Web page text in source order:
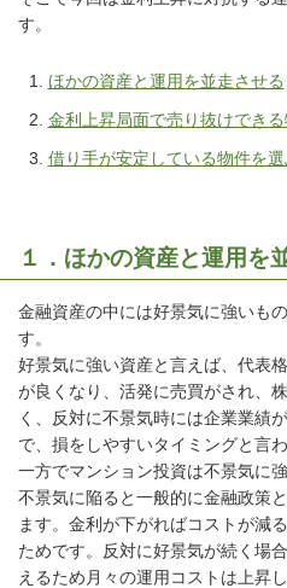
す。
ほかの資産と運用を並走させる
金利上昇局面で売り抜けでき
借り手が安定している物件を選
１．ほかの資産と運用を
金融資産の中には好景気に強いも
す。
好景気に強い資産と言えば、代表
が良くなり、活発に売買がされ、
く、反対に不景気時には企業業績
で、損をしやすいタイミングと言わ
一方でマンション投資は不景気に
不景気に陥ると一般的に金融政策
ます。金利が下がればコストが減
ためです。反対に好景気が続く場
えるため月々の運用コストは上昇